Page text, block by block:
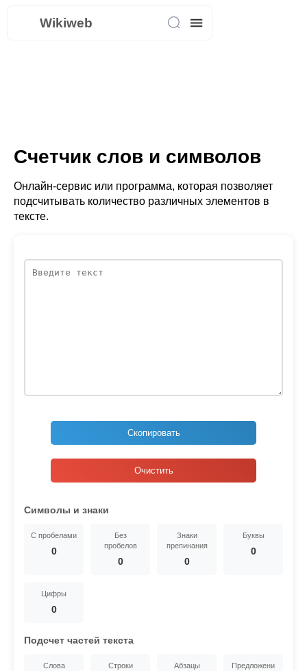
Wikiweb
Счетчик слов и символов
Онлайн-сервис или программа, которая позволяет
подсчитывать количество различных элементов в
тексте.
Скопировать
Очистить
Символы и знаки
С пробелами
0
Без
пробелов
0
Знаки
препинания
0
Буквы
0
Цифры
0
Подсчет частей текста
Слова Строки Абзацы
Предложени